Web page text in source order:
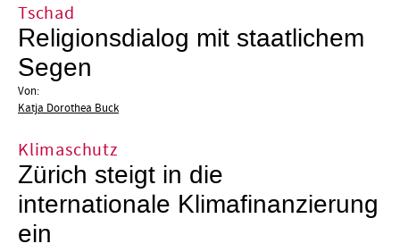
Tschad
Religionsdialog mit staatlichem
Segen
Von:
Katja Dorothea Buck
Klimaschutz
Zürich steigt in die
internationale Klimafinanzierung
ein